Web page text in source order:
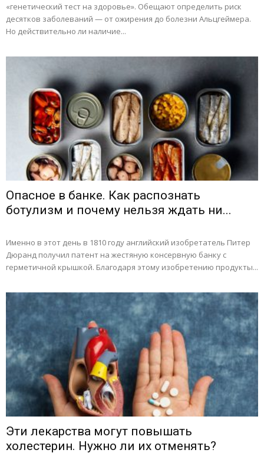
«генетический тест на здоровье». Обещают определить риск
десятков заболеваний — от ожирения до болезни Альцгеймера.
Но действительно ли наличие...
Опасное в банке. Как распознать
ботулизм и почему нельзя ждать ни...
Именно в этот день в 1810 году английский изобретатель Питер
Дюранд получил патент на жестяную консервную банку с
герметичной крышкой. Благодаря этому изобретению продукты...
Эти лекарства могут повышать
холестерин. Нужно ли их отменять?